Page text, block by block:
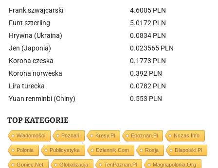
Frank szwajcarski
4.6005 PLN
Funt szterling
5.0172 PLN
Hrywna (Ukraina)
0.0834 PLN
Jen (Japonia)
0.023565 PLN
Korona czeska
0.1773 PLN
Korona norweska
0.392 PLN
Lira turecka
0.0782 PLN
Yuan renminbi (Chiny)
0.553 PLN
TOP KATEGORIE
Wiadomości Poznań Kresy.pl Epoznan.pl Nczas.info
Polonia Publicystyka Dziennik.com Rosja Dlapolski.pl
Goniec.net Globalizacja TenPoznan.pl Magnapolonia.org